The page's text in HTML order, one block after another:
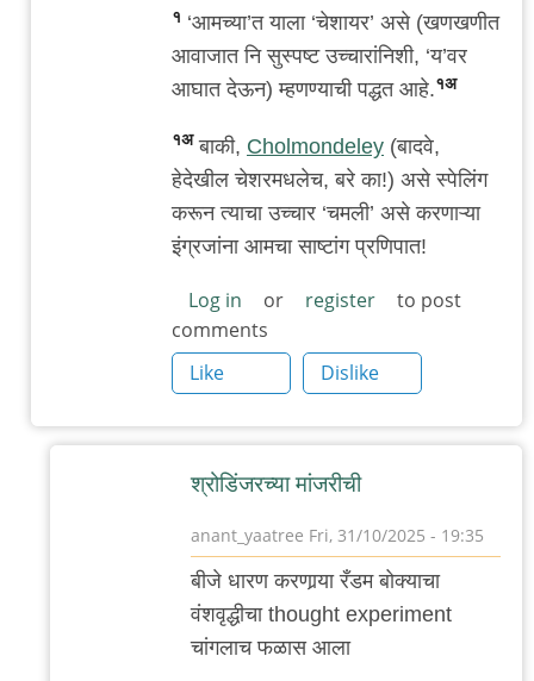
१ ‘आमच्या’त याला ‘चेशायर’ असे (खणखणीत
आवाजात नि सुस्पष्ट उच्चारांनिशी, ‘य’वर
आघात देऊन) म्हणण्याची पद्धत आहे.१अ
१अ बाकी, Cholmondeley (बादवे,
हेदेखील चेशरमधलेच, बरे का!) असे स्पेलिंग
करून त्याचा उच्चार ‘चमली’ असे करणाऱ्या
इंग्रजांना आमचा साष्टांग प्रणिपात!
Log in or register
to post
comments
Like
Dislike
श्रोडिंजरच्या मांजरीची
anant_yaatree Fri, 31/10/2025 - 19:35
In
reply
to
बीजे धारण करणार्‍या रँडम बोक्याचा
वंशवृद्धीचा thought experiment
चांगलाच फळास आला